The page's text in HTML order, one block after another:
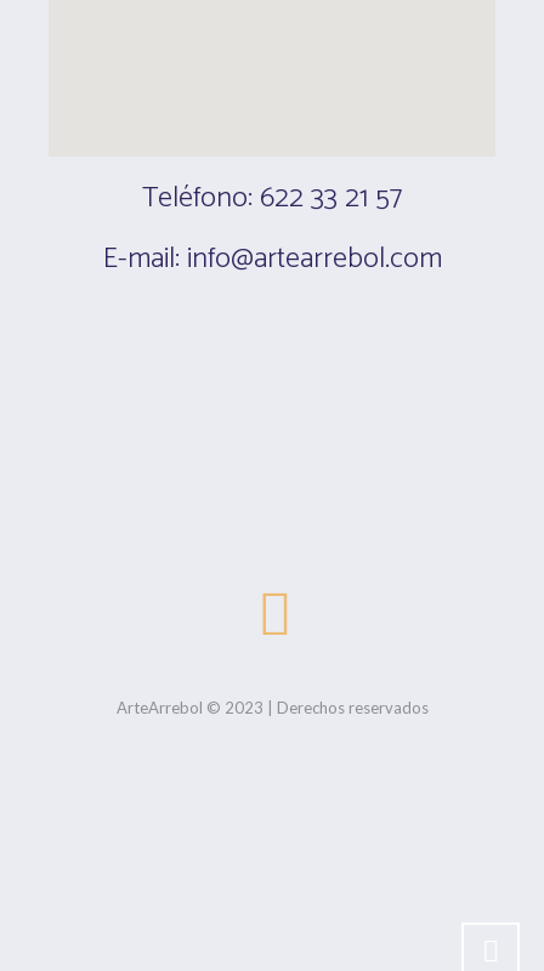
Teléfono: 622 33 21 57
E-mail: info@artearrebol.com
ArteArrebol © 2023 | Derechos reservados